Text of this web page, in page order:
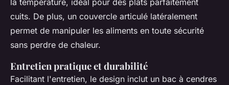
la température, idéal pour des plats parfaitement
cuits. De plus, un couvercle articulé latéralement
permet de manipuler les aliments en toute sécurité
sans perdre de chaleur.
Entretien pratique et durabilité
Facilitant l'entretien, le design inclut un bac à cendres